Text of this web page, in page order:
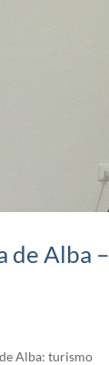
de Alba –
Alba: turismo